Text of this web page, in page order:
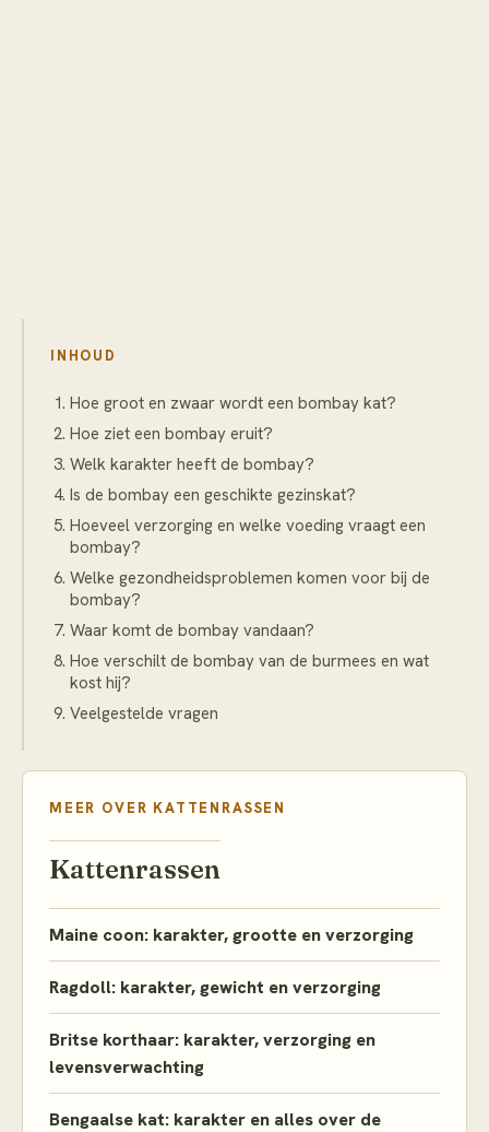
INHOUD
Hoe groot en zwaar wordt een bombay kat?
Hoe ziet een bombay eruit?
Welk karakter heeft de bombay?
Is de bombay een geschikte gezinskat?
Hoeveel verzorging en welke voeding vraagt een
bombay?
Welke gezondheidsproblemen komen voor bij de
bombay?
Waar komt de bombay vandaan?
Hoe verschilt de bombay van de burmees en wat
kost hij?
Veelgestelde vragen
MEER OVER KATTENRASSEN
Kattenrassen
Maine coon: karakter, grootte en verzorging
Ragdoll: karakter, gewicht en verzorging
Britse korthaar: karakter, verzorging en
levensverwachting
Bengaalse kat: karakter en alles over de